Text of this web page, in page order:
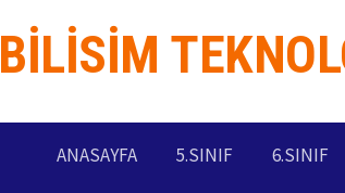
BILISIM
ANASAYFA 5.SINIF 6.SINIF